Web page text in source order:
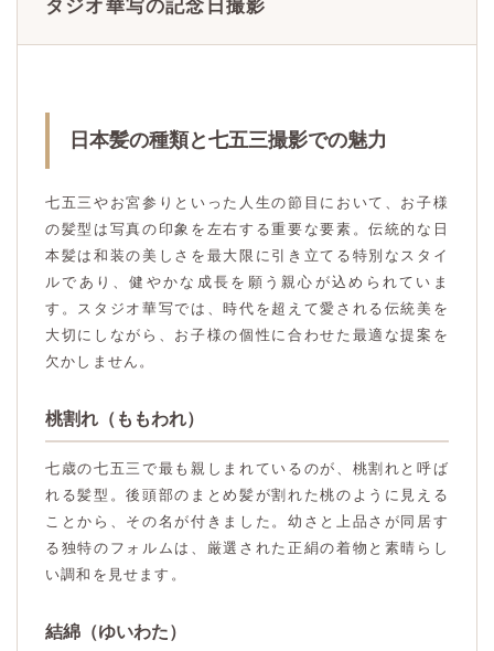
タジオ華写の記念日撮影
日本髪の種類と七五三撮影での魅力
七五三やお宮参りといった人生の節目において、お子様
の髪型は写真の印象を左右する重要な要素。伝統的な日
本髪は和装の美しさを最大限に引き立てる特別なスタイ
ルであり、健やかな成長を願う親心が込められていま
す。スタジオ華写では、時代を超えて愛される伝統美を
大切にしながら、お子様の個性に合わせた最適な提案を
欠かしません。
桃割れ（ももわれ）
七歳の七五三で最も親しまれているのが、桃割れと呼ば
れる髪型。後頭部のまとめ髪が割れた桃のように見える
ことから、その名が付きました。幼さと上品さが同居す
る独特のフォルムは、厳選された正絹の着物と素晴らし
い調和を見せます。
結綿（ゆいわた）